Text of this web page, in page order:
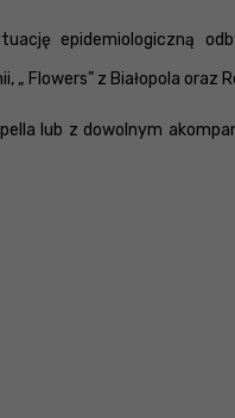
epidemiologiczną
Flowers” z Białopola oraz
lub z dowolnym